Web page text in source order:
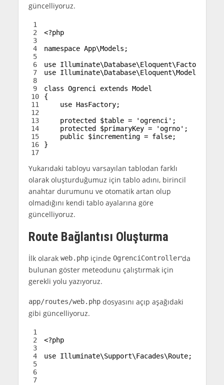
güncelliyoruz.
1
2
3
4
5
6
7
8
9
10
11
12
13
14
15
16
17
<?php
namespace App\Models ;
use Illuminate\Database\Eloquent\Factories
use Illuminate\Database\Eloquent\Model
class Ogrenci extends Model
{
use HasFactory;
protected
$table = 'ogrenci' ;
protected
$primaryKey = 'ogrno' ;
public $incrementing = false;
}
Yukarıdaki tabloyu varsayılan tablodan farklı
olarak oluşturduğumuz için tablo adını, birincil
anahtar durumunu ve otomatik artan olup
olmadığını kendi tablo ayalarına göre
güncelliyoruz.
Route Bağlantısı Oluşturma
İlk olarak web.phpiçinde OgrenciController‘da
bulunan göster meteodunu çalıştırmak için
gerekli yolu yazıyoruz.
app/routes/web.phpdosyasını açıp aşağıdaki
gibi güncelliyoruz.
1
2
3
4
5
6
7
<?php
use Illuminate\Support\Facades\Route;